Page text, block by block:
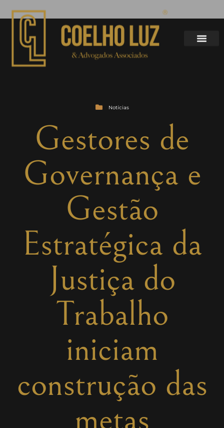
Notícias
Gestores de
Governança e
Gestão
Estratégica da
Justiça do
Trabalho
iniciam
construção das
metas